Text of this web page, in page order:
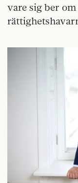
vare sig ber